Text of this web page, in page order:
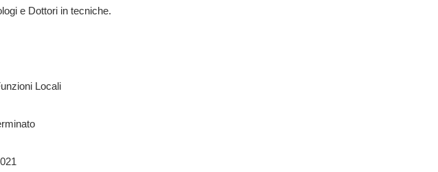
e Dottori in tecniche.
Locali